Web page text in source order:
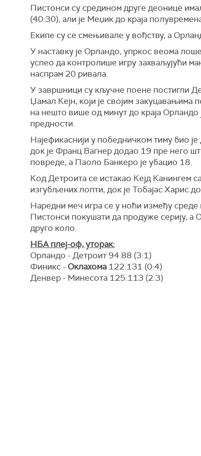
Пистонси су средином друге деонице
(40:30), али је Меџик до краја
Екипе су се смењивале у вођству, а
У наставку је Орландо, упркос веома
успео да контролише игру захваљујући
наспрам 20 ривала.
У завршници су кључне поене постигли
Џамал Кејн, који је својим закуцавањима
на нешто више од минут до краја
предности.
Најефикаснији у победничком тиму био је
док је Франц Вагнердодао 19 пре него
повреде, а Паоло Банкеро је убацио 18.
Код Детроита се истакао Кејд Канингем
изгубљених лопти, док је Тобајас Харис
Наредни меч игра се у ноћи између среде
Пистонси покушати да продуже серију, а
друго коло.
НБА плеј-оф, уторак:
Орландо - Детроит 94:88 (3:1)
Финикс - Оклахома 122:131 (0:4)
Денвер - Минесота 125:113 (2:3)